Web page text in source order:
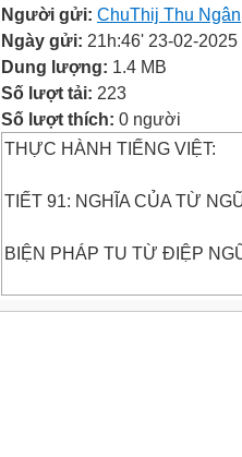
Người gửi: ChuThij Thu Ngân
Ngày gửi: 21h:46' 23-02-2025
Dung lượng: 1.4 MB
Số lượt tải: 223
Số lượt thích: 0 người
THỰC HÀNH TIẾNG VIỆT:
TIẾT 91: NGHĨA CỦA TỪ
BIỆN PHÁP TU TỪ ĐIỆP